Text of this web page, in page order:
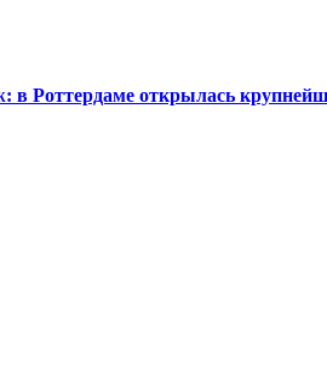
Роттердаме открылась